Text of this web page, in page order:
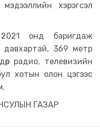
хэрэгсэл
онд баригдаж
369 метр
радио, телевизийн
хотын олон цэгээс
ГАЗАР